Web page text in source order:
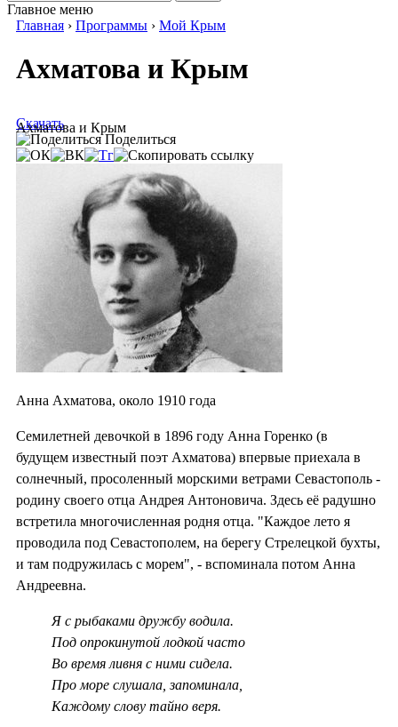
Главное меню
Главная › Программы › Мой Крым
Ахматова и Крым
Ахматова и Крым
Скачать
Поделиться
Анна Ахматова, около 1910 года
Семилетней девочкой в 1896 году Анна Горенко (в
будущем известный поэт Ахматова) впервые приехала в
солнечный, просоленный морскими ветрами Севастополь -
родину своего отца Андрея Антоновича. Здесь её радушно
встретила многочисленная родня отца. "Каждое лето я
проводила под Севастополем, на берегу Стрелецкой бухты,
и там подружилась с морем", - вспоминала потом Анна
Андреевна.
Я с рыбаками дружбу водила.
Под опрокинутой лодкой часто
Во время ливня с ними сидела.
Про море слушала, запоминала,
Каждому слову тайно веря.